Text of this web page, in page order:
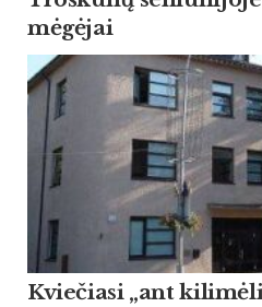
mėgėjai
Kviečiasi „ant